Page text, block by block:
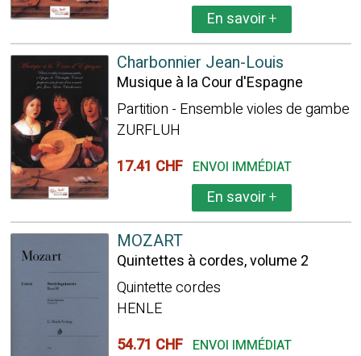
En savoir+
Charbonnier Jean-Louis
Musique à la Cour d'Espagne
Partition - Ensemble violes de gambe
ZURFLUH
17.41 CHF ENVOI IMMÉDIAT
En savoir+
MOZART
Quintettes à cordes, volume 2
Quintette cordes
HENLE
54.71 CHF ENVOI IMMÉDIAT